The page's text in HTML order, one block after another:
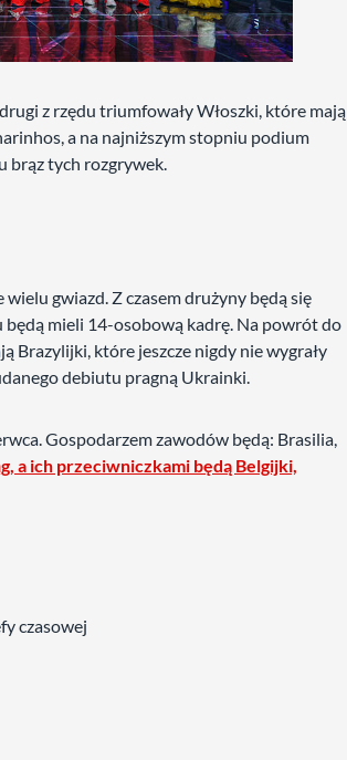
z rzędu triumfowały Włoszki, które mają
a na najniższym stopniu podium
brąz tych rozgrywek.
gwiazd. Z czasem drużyny będą się
mieli 14-osobową kadrę. Na powrót do
Brazylijki, które jeszcze nigdy nie wygrały
debiutu pragną Ukrainki.
Gospodarzem zawodów będą: Brasilia,
a ich przeciwniczkami będą Belgijki,
czasowej